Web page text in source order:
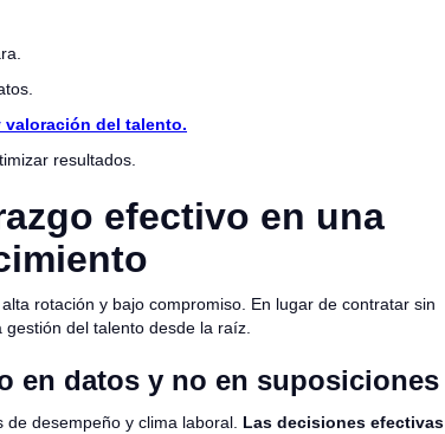
del talento.
resultados.
efectivo en una
rotación y bajo compromiso. En lugar de contratar sin
del talento desde la raíz.
en datos y no en suposiciones
desempeño y clima laboral. Las decisiones efectivas